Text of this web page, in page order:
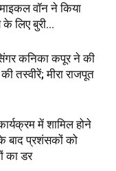
वॉन ने किया
के लिए बुरी...
कनिका कपूर ने की
तस्वीरें; मीरा राजपूत
में शामिल होने
बाद प्रशंसकों को
का डर